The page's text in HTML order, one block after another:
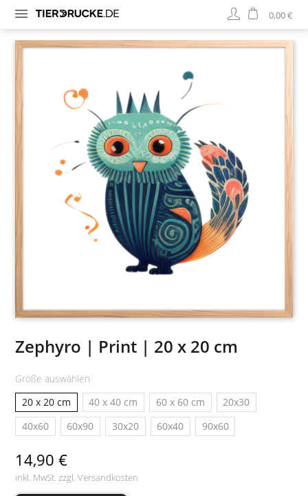
0,00 €
Zephyro | Print | 20 x 20 cm
Größe auswählen
20 x 20 cm
40 x 40 cm 60 x 60 cm
20x30
40x60
60x90 30x20 60x40 90x60
14,90 €
inkl. MwSt. zzgl.Versandkosten